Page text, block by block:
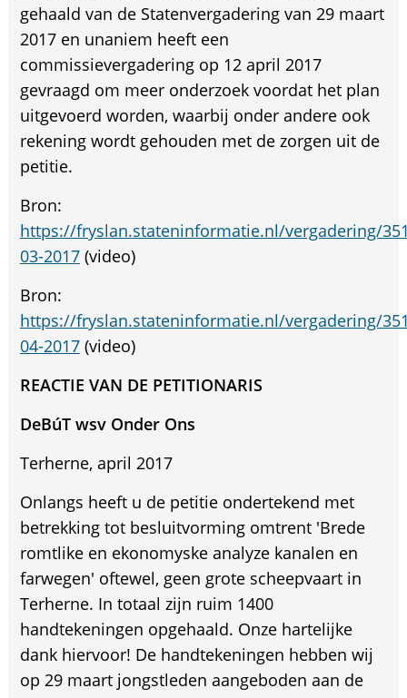
gehaald van de Statenvergadering van 29 maart
2017 en unaniem heeft een
commissievergadering op 12 april 2017
gevraagd om meer onderzoek voordat het plan
uitgevoerd worden, waarbij onder andere ook
rekening wordt gehouden met de zorgen uit de
petitie.
Bron:
https://fryslan.stateninformatie.nl/vergadering/
03-2017(video)
Bron:
https://fryslan.stateninformatie.nl/vergadering/
04-2017(video)
REACTIE VAN DE PETITIONARIS
DeBúT wsv Onder Ons
Terherne, april 2017
Onlangs heeft u de petitie ondertekend met
betrekking tot besluitvorming omtrent 'Brede
romtlike en ekonomyske analyze kanalen en
farwegen' oftewel, geen grote scheepvaart in
Terherne. In totaal zijn ruim 1400
handtekeningen opgehaald. Onze hartelijke
dank hiervoor! De handtekeningen hebben wij
op 29 maart jongstleden aangeboden aan de